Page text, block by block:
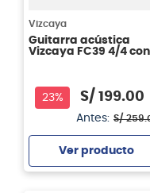
Vizcaya
Guitarra acústica
Vizcaya FC39 4/4 con
23% S/ 199.00
Antes: S/ 259.
Ver producto